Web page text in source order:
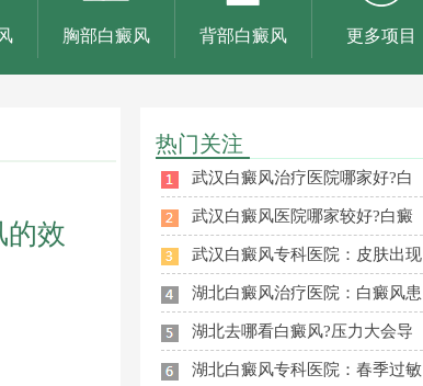
胸部白癜风 背部白癜风 更多项目
的效
热门关注
武汉白癜风治疗医院哪家好?白
武汉白癜风医院哪家较好?白癜
武汉白癜风专科医院：皮肤出现
湖北白癜风治疗医院：白癜风患
湖北去哪看白癜风?压力大会导
湖北白癜风专科医院：春季过敏